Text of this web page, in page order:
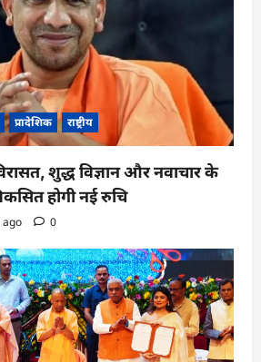
प्रादेशिक राष्ट्रीय
शुद्ध विज्ञान और नवाचार के
होगी नई रुचि
ago 0